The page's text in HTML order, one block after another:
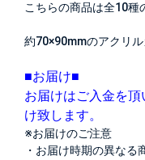
こちらの商品は全10種
約70×90mmのアクリル
■お届け■
お届けはご入金を
け致します。
※お届けのご注意
・お届け時期の異な